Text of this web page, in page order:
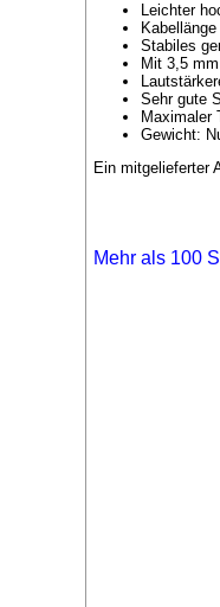
Leichter
Stabiles
Mit 3,5
Sehr gute
Maximaler
Gewicht:
Ein mitgelieferter
Mehr als 100